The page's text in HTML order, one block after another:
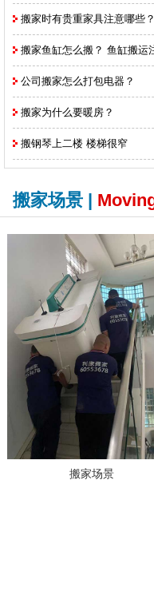
搬家时有贵重家具注意哪些？
搬家鱼缸怎么搬？ 鱼缸搬运
公司搬家怎么打包电器？
搬家为什么要暖房？
搬钢琴上二楼 楼梯很窄
搬家场景 |
搬家场景